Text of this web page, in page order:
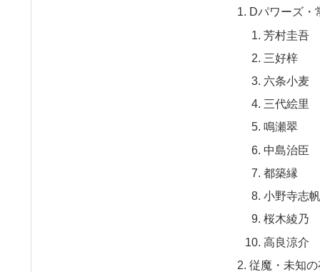
Dパワーズ・
芳村圭吾
三好梓
六条小麦
三代絵里
鳴瀬翠
中島治臣
都築縁
小野寺志帆
桜木綾乃
高良涼介
従魔・未知の